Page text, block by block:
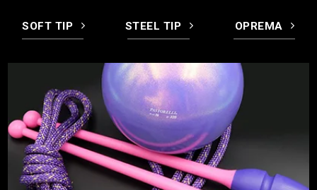
SOFT TIP STEEL TIP OPREMA